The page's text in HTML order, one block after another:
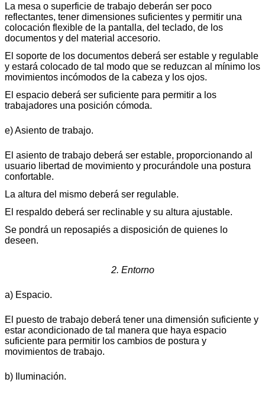
La mesa o superficie de trabajo deberán ser poco
reflectantes, tener dimensiones suficientes y permitir una
colocación flexible de la pantalla, del teclado, de los
documentos y del material accesorio.
El soporte de los documentos deberá ser estable y regulable
y estará colocado de tal modo que se reduzcan al mínimo los
movimientos incómodos de la cabeza y los ojos.
El espacio deberá ser suficiente para permitir a los
trabajadores una posición cómoda.
e) Asiento de trabajo.
El asiento de trabajo deberá ser estable, proporcionando al
usuario libertad de movimiento y procurándole una postura
confortable.
La altura del mismo deberá ser regulable.
El respaldo deberá ser reclinable y su altura ajustable.
Se pondrá un reposapiés a disposición de quienes lo
deseen.
2. Entorno
a) Espacio.
El puesto de trabajo deberá tener una dimensión suficiente y
estar acondicionado de tal manera que haya espacio
suficiente para permitir los cambios de postura y
movimientos de trabajo.
b) Iluminación.